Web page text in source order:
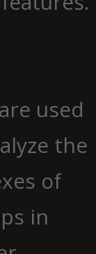
used
the
of
in